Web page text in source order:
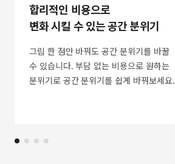
합리적인 비용으로
변화 시킬 수 있는 공간 분위기
그림 한 점만 바꿔도 공간 분위기를 바꿀
수 있습니다. 부담 없는 비용으로 원하는
분위기로 공간 분위기를 쉽게 바꿔보세요.